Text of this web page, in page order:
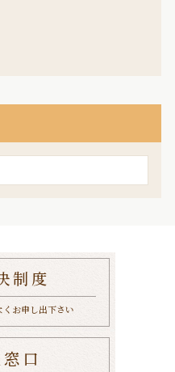
制度
お申し出下さい
口